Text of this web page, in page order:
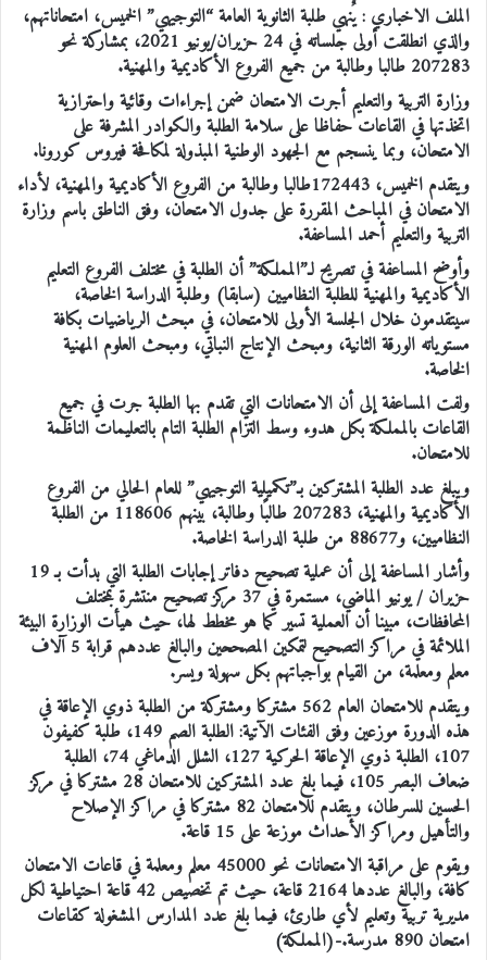
الملف الاخباري : يٌنهي طلبة الثانوية العامة “التوجيهي” الخميس، امتحاناتهم،
والذي انطلقت أولى جلساته في 24 حزيران/يونيو 2021، بمشاركة نحو
207283 طالبا وطالبة من جميع الفروع الأكاديمية والمهنية.
وزارة التربية والتعليم أجرت الامتحان ضمن إجراءات وقائية واحترازية
اتخذتها في القاعات حفاظا على سلامة الطلبة والكوادر المشرفة على
الامتحان، وبما ينسجم مع الجهود الوطنية المبذولة لمكافحة فيروس كورونا.
ويتقدم الخميس، 172443طالبا وطالبة من الفروع الأكاديمية والمهنية، لأداء
الامتحان في المباحث المقررة على جدول الامتحان، وفق الناطق باسم وزارة
التربية والتعليم أحمد المساعفة.
وأوضح المساعفة في تصريح لـ”المملكة” أن الطلبة في مختلف الفروع التعليم
الأكاديمية والمهنية للطلبة النظاميين (سابقا) وطلبة الدراسة الخاصة،
سيتقدمون خلال الجلسة الأولى للامتحان، في مبحث الرياضيات بكافة
مستوياته الورقة الثانية، ومبحث الإنتاج النباتي، ومبحث العلوم المهنية
الخاصة.
ولفت المساعفة إلى أن الامتحانات التي تقدم بها الطلبة جرت في جميع
القاعات بالمملكة بكل هدوء وسط التزام الطلبة التام بالتعليمات الناظمة
للامتحان.
ويبلغ عدد الطلبة المشتركين بـ”تكميلية التوجيهي” للعام الحالي من الفروع
الأكاديمية والمهنية، 207283 طالبًا وطالبة، بينهم 118606 من الطلبة
النظاميين، و88677 من طلبة الدراسة الخاصة.
وأشار المساعفة إلى أن عملية تصحيح دفاتر إجابات الطلبة التي بدأت بـ 19
حزيران / يونيو الماضي، مستمرة في 37 مركز تصحيح منتشرة بمختلف
المحافظات، مبينا أن العملية تسير كما هو مخطط لها، حيث هيأت الوزارة البيئة
الملائمة في مراكز التصحيح لتمكين المصححين والبالغ عددهم قرابة 5 آلاف
معلم ومعلمة، من القيام بواجباتهم بكل سهولة ويسر.
ويتقدم للامتحان العام 562 مشتركا ومشتركة من الطلبة ذوي الإعاقة في
هذه الدورة موزعين وفق الفئات الآتية: الطلبة الصم 149، طلبة كفيفون
107، الطلبة ذوي الإعاقة الحركية 127، الشلل الدماغي 74، الطلبة
ضعاف البصر 105، فيما بلغ عدد المشتركين للامتحان 28 مشتركا في مركز
الحسين للسرطان، ويتقدم للامتحان 82 مشتركا في مراكز الإصلاح
والتأهيل ومراكز الأحداث موزعة على 15 قاعة.
ويقوم على مراقبة الامتحانات نحو 45000 معلم ومعلمة في قاعات الامتحان
كافة، والبالغ عددها 2164 قاعة، حيث تم تخصيص 42 قاعة احتياطية لكل
مديرية تربية وتعليم لأي طارئ، فيما بلغ عدد المدارس المشغولة كقاعات
امتحان 890 مدرسة.-(المملكة)